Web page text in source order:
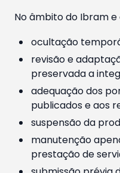
No âmbito do Ibram e
ocultação
revisão e
preservada a
adequação dos
publicados e aos
suspensão da
manutenção
prestação de